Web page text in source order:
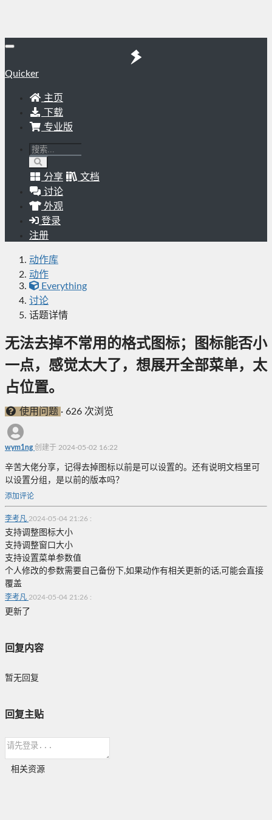
Quicker
主页
下载
专业版
分享
文档
讨论
外观
登录
注册
动作库
动作
Everything
讨论
话题详情
无法去掉不常用的格式图标；图标能否小
一点，感觉太大了，想展开全部菜单，太
占位置。
使用问题 · 626 次浏览
wym1ng创建于 2024-05-02 16:22
辛苦大佬分享，记得去掉图标以前是可以设置的。还有说明文档里可
以设置分组，是以前的版本吗？
添加评论
李考凡 2024-05-04 21:26 :
支持调整图标大小
支持调整窗口大小
支持设置菜单参数值
个人修改的参数需要自己备份下,如果动作有相关更新的话,可能会直接
覆盖
李考凡 2024-05-04 21:26 :
更新了
回复内容
暂无回复
回复主贴
相关资源